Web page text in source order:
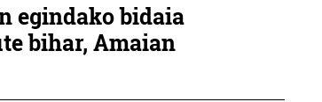
egindako bidaia
bihar, Amaian